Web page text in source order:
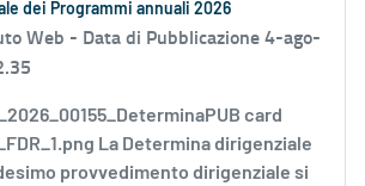
dei Programmi annuali 2026
Web - Data di Pubblicazione 4-ago-
card
La Determina dirigenziale
provvedimento dirigenziale si